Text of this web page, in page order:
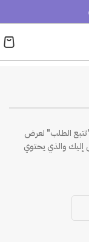
الطلب" لعرض
إليك والذي يحتوي